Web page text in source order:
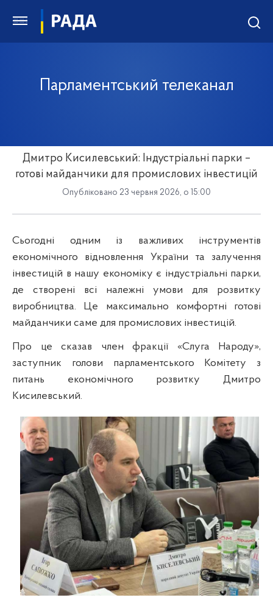
Парламентський телеканал
Дмитро Кисилевський: Індустріальні парки –
готові майданчики для промислових інвестицій
Опубліковано 23 червня 2026, о 15:00
Сьогодні одним із важливих інструментів
економічного відновлення України та залучення
інвестицій в нашу економіку є індустріальні парки,
де створені всі належні умови для розвитку
виробництва. Це максимально комфортні готові
майданчики саме для промислових інвестицій.
Про це сказав член фракції «Слуга Народу»,
заступник голови парламентського Комітету з
питань економічного розвитку Дмитро
Кисилевський.